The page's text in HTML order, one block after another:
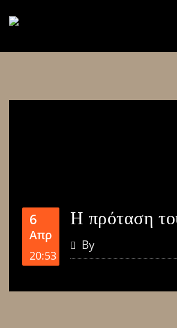
6
Απρ
20:53
Η πρόταση
By